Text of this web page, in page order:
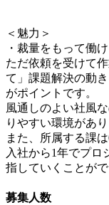
＜魅力＞
・裁量をもって働
ただ依頼を受けて
て」課題解決の動
がポイントです。
風通しのよい社風
りやすい環境があり
また、所属する課
入社から1年でプロ
指していくことがで
募集人数